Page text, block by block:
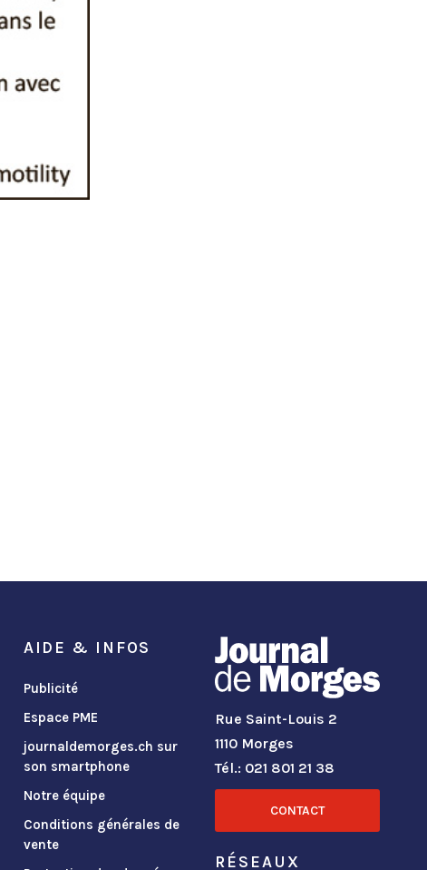
AIDE & INFOS
Publicité
Espace PME
journaldemorges.ch sur
son smartphone
Notre équipe
Conditions générales de
vente
Rue Saint-Louis 2
1110 Morges
Tél.: 021 801 21 38
CONTACT
RÉSEAUX